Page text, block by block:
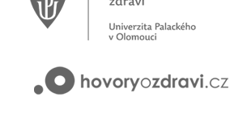
Přihlašte se na první online
Zkušenosti rodičů dětí s epilepsií
Začínáme nové téma! Sluchová